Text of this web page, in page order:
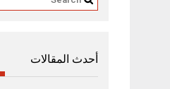
أحدث المقالات